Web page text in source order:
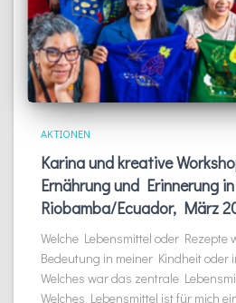
AKTIONEN
Karina und kreative
Ernährung und Erinnerung in
Riobamba/Ecuador, März
Welche Lebensmittel oder Rezepte
Bedeutung in meiner Kindheit oder
Welches war das zentrale
Welches Lebensmittel ist für mich